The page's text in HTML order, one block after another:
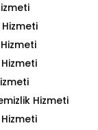
Hizmeti